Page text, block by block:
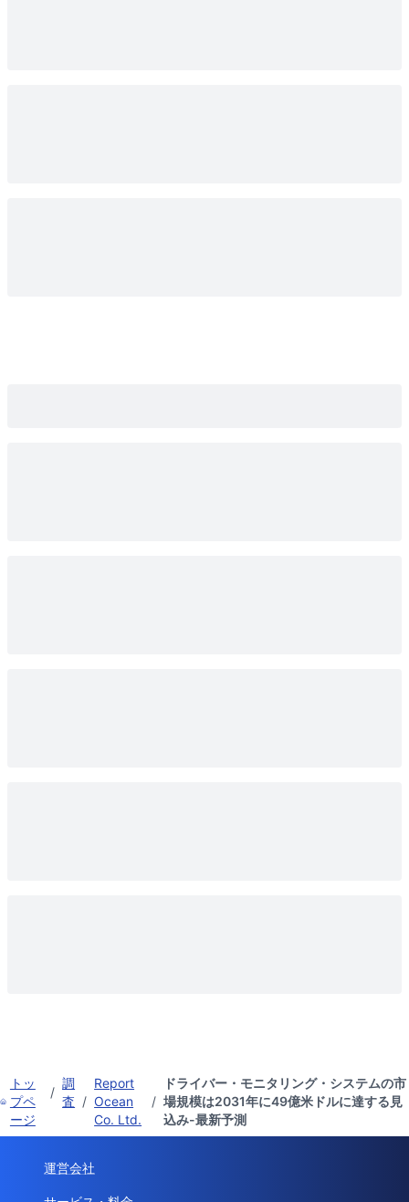
トッ
プペ
ージ
/
調
査 /
Report
Ocean
Co. Ltd.
/
ドライバー・モニタリング・システムの市
場規模は2031年に49億米ドルに達する見
込み-最新予測
運営会社